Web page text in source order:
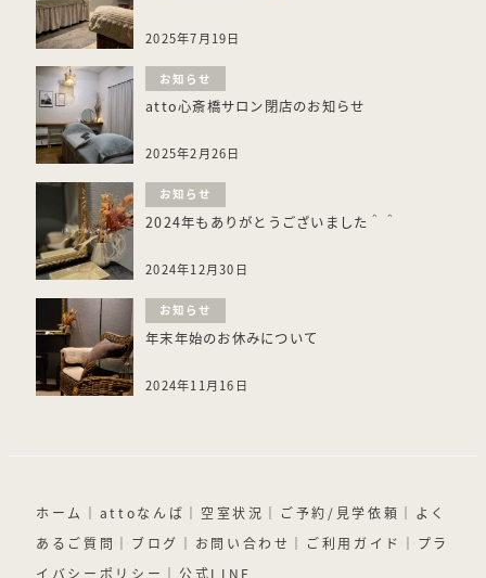
2025年7月19日
お知らせ
atto心斎橋サロン閉店のお知らせ
2025年2月26日
お知らせ
2024年もありがとうございました＾＾
2024年12月30日
お知らせ
年末年始のお休みについて
2024年11月16日
ホーム ｜ attoなんば ｜ 空室状況 ｜ ご予約/見学依頼 ｜ よく
あるご質問 ｜ ブログ ｜ お問い合わせ ｜ ご利用ガイド ｜ プラ
イバシーポリシー ｜ 公式LINE